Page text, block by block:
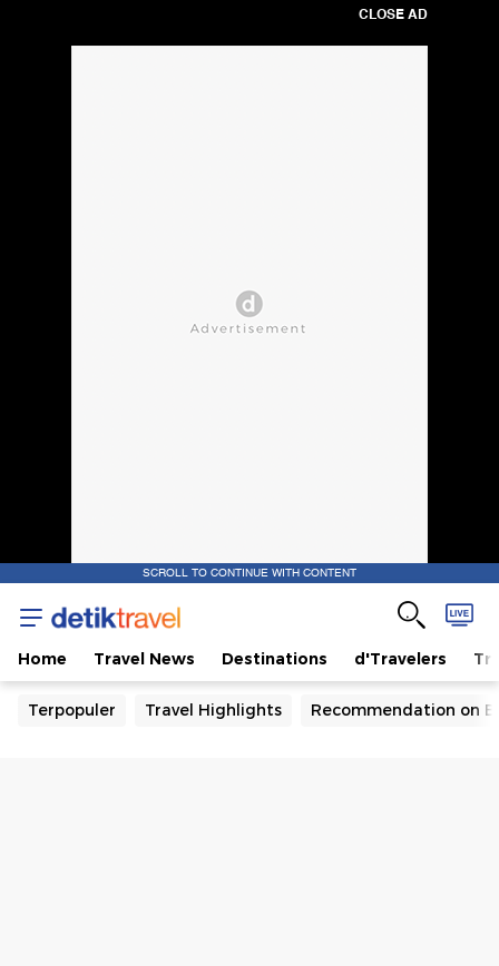
CLOSE AD
SCROLL TO CONTINUE WITH CONTENT
Home Travel News Destinations d'Travelers
Terpopuler Travel Highlights Recommendation on